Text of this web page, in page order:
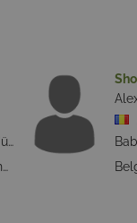
Babyklasse (3 - 6 Monate) - Rüden, Jüngstenklasse (6 - 9 Monate) - Rüden, Jugendklasse (9 - 18 Monate) - Rüden, Zwischenklasse (15 - 24 Monate) - Rüden, Offene Klasse - Rüden, Gebrauchshundeklasse (ab 15 Monate) - Rüden, Championklasse (ab 15 Monate) - Rüden, Veteranenklasse (ab 8 Jahre) - Rüden
Belgischer Schäferhund, Holländischer Schäferhund